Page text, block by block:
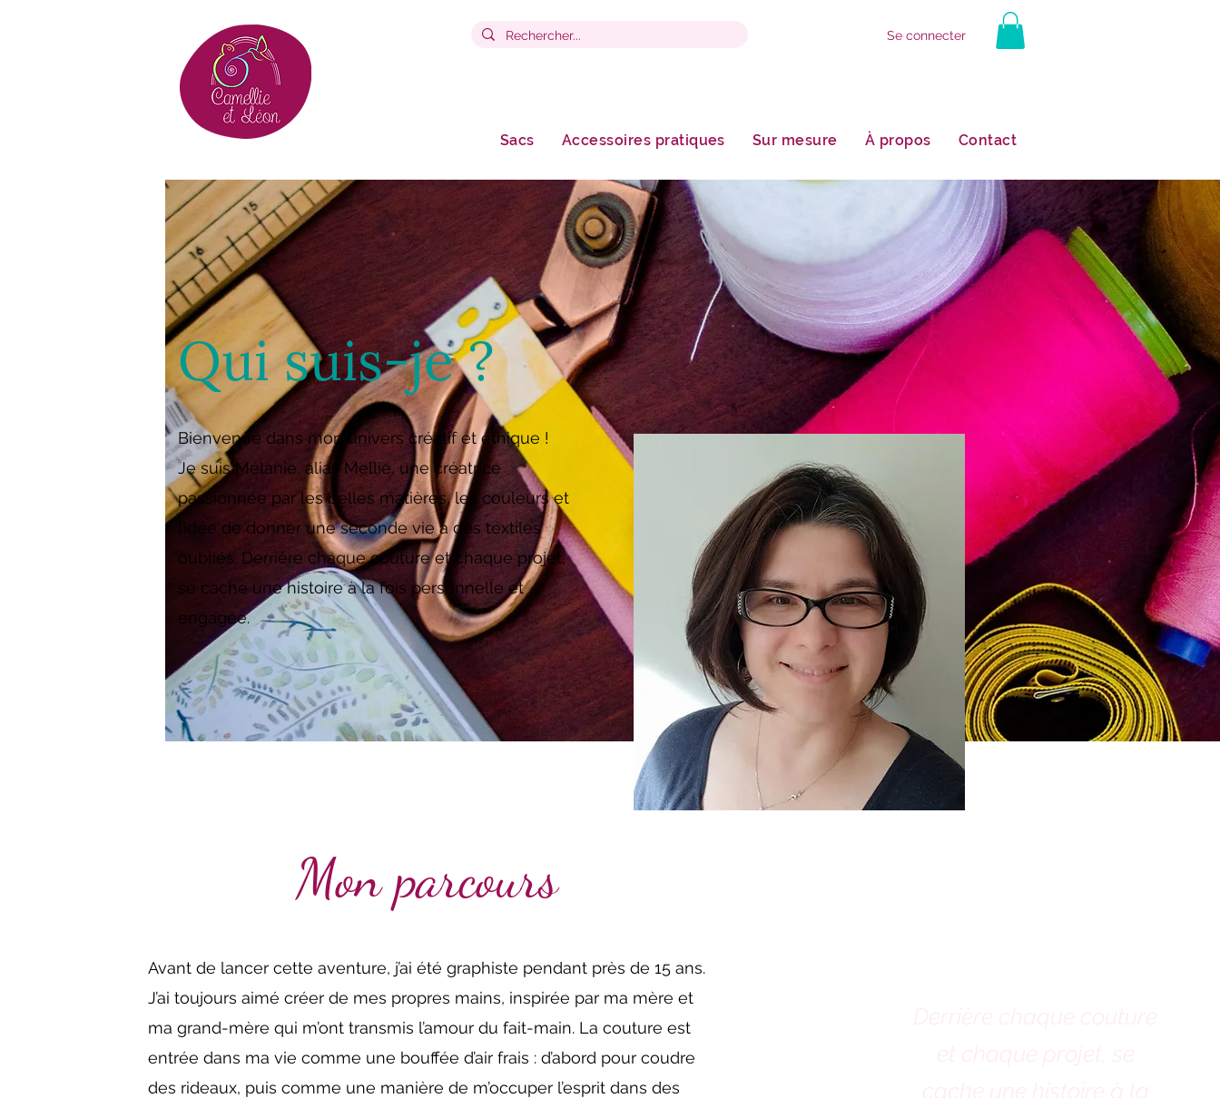
Se connecter
Sacs Accessoires pratiques Sur mesure À propos Contact
Qui suis-je ?
Bienvenue dans mon univers créatif et éthique !
Je suis Mélanie, alias Mellie, une créatrice
passionnée par les belles matières, les couleurs et
l’idée de donner une seconde vie à des textiles
oubliés. Derrière chaque couture et chaque projet,
se cache une histoire à la fois personnelle et
engagée.
Mon parcours
Avant de lancer cette aventure, j’ai été graphiste pendant près de 15 ans.
J’ai toujours aimé créer de mes propres mains, inspirée par ma mère et
ma grand-mère qui m’ont transmis l’amour du fait-main. La couture est
entrée dans ma vie comme une bouffée d’air frais : d’abord pour coudre
des rideaux, puis comme une manière de m’occuper l’esprit dans des